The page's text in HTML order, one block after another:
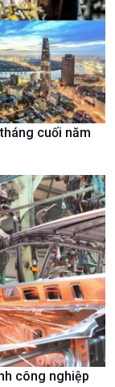
Công nghệ
& Công nghệ
nghệ
với biến đổi
cuối năm
công nghiệp